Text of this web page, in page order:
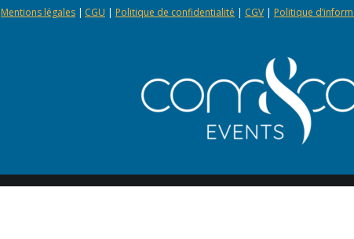
Mentions légales | CGU | Politique de confidentialité | CGV | Politique